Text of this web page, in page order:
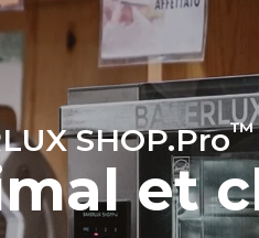
SHOP.Pro™
et